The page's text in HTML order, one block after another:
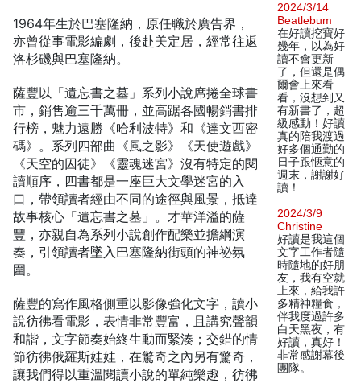
1964年生於巴塞隆納，原任職於廣告界，
亦曾從事電影編劇，後赴美定居，經常往返
洛杉磯與巴塞隆納。
薩豐以「遺忘書之墓」系列小說席捲全球書
市，銷售逾三千萬冊，並高踞各國暢銷書排
行榜，魅力遠勝《哈利波特》和《達文西密
碼》。系列四部曲《風之影》《天使遊戲》
《天空的囚徒》《靈魂迷宮》沒有特定的閱
讀順序，四書都是一座巨大文學迷宮的入
口，帶領讀者經由不同的途徑與風景，抵達
故事核心「遺忘書之墓」。才華洋溢的薩
豐，亦親自為系列小說創作配樂並擔綱演
奏，引領讀者墜入巴塞隆納街頭的神祕氛
圍。
薩豐的寫作風格側重以影像強化文字，讀小
說彷彿看電影，表情非常豐富，且講究聲韻
和諧，文字節奏始終生動而緊湊；交錯的情
節彷彿俄羅斯娃娃，在驚奇之內另有驚奇，
讓我們得以重溫閱讀小說的單純樂趣，彷彿
2024/3/14
Beatlebum
在好讀挖寶好
幾年，以為好
讀不會更新
了，但還是偶
爾會上來看
看，沒想到又
有新書了，超
級感動！好讀
真的陪我渡過
好多個通勤的
日子跟愜意的
週末，謝謝好
讀！
2024/3/9
Christine
好讀是我這個
文字工作者隨
時隨地的好朋
友，我有空就
上來，給我許
多精神糧食，
伴我度過許多
白天黑夜，有
好讀，真好！
非常感謝幕後
團隊。